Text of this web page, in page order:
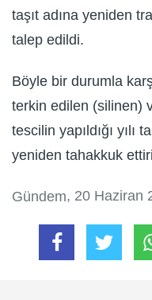
taşıt adına yeniden
talep edildi.
Böyle bir durumla
terkin edilen (silinen)
tescilin yapıldığı yılı
yeniden tahakkuk
Gündem, 20 Haziran